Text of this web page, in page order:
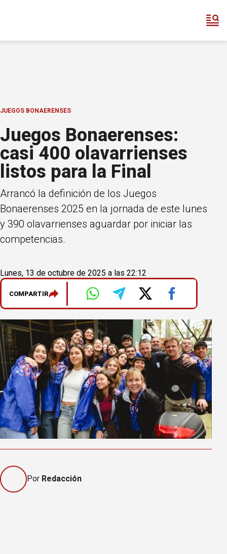
JUEGOS BONAERENSES
Juegos Bonaerenses:
casi 400 olavarrienses
listos para la Final
Arrancó la definición de los Juegos
Bonaerenses 2025 en la jornada de este lunes
y 390 olavarrienses aguardar por iniciar las
competencias.
Lunes, 13 de octubre de 2025 a las 22:12
COMPARTIR
Por Redacción